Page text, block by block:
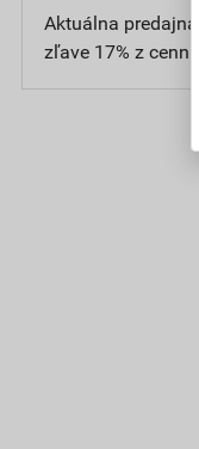
Aktuálna
zľave 17% z